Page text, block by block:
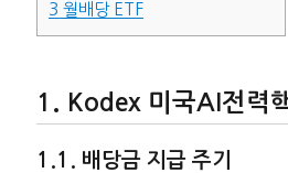
3 월배당 ETF
Kodex 미국AI전력
배당금 지급 주기